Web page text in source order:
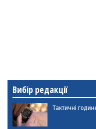
Вибір редакції
Тактичні